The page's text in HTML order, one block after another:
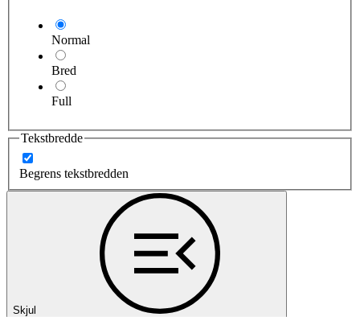
Normal
Bred
Full
Tekstbredde
Begrens tekstbredden
Skjul